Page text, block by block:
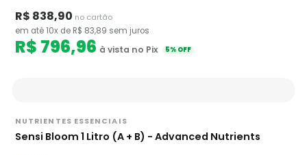
R$ 838,90 no cartão
em até 10x de R$ 83,89 sem juros
R$ 796,96 à vista no Pix 5% OFF
NUTRIENTES ESSENCIAIS
Sensi Bloom 1 Litro (A + B) - Advanced Nutrients